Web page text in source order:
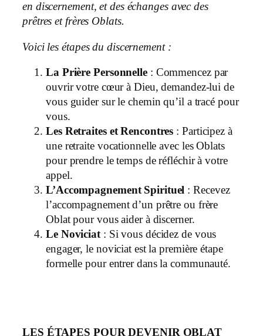
en discernement, et des échanges avec des
prêtres et frères Oblats.
Voici les étapes du discernement :
La Prière Personnelle: Commencez par
ouvrir votre cœur à Dieu, demandez-lui de
vous guider sur le chemin qu’il a tracé pour
vous.
Les Retraites et Rencontres : Participez à
une retraite vocationnelle avec les Oblats
pour prendre le temps de réfléchir à votre
appel.
L’Accompagnement Spirituel : Recevez
l’accompagnement d’un prêtre ou frère
Oblat pour vous aider à discerner.
Le Noviciat: Si vous décidez de vous
engager, le noviciat est la première étape
formelle pour entrer dans la communauté.
LES ÉTAPES POUR DEVENIR OBLAT